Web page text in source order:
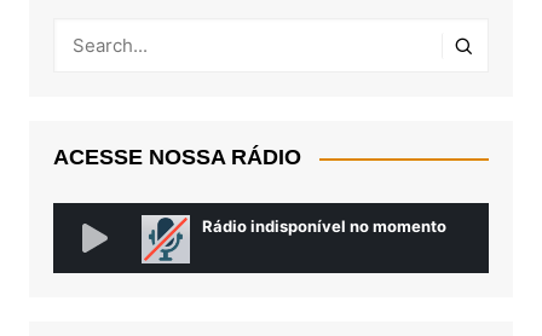
ACESSE NOSSA RÁDIO